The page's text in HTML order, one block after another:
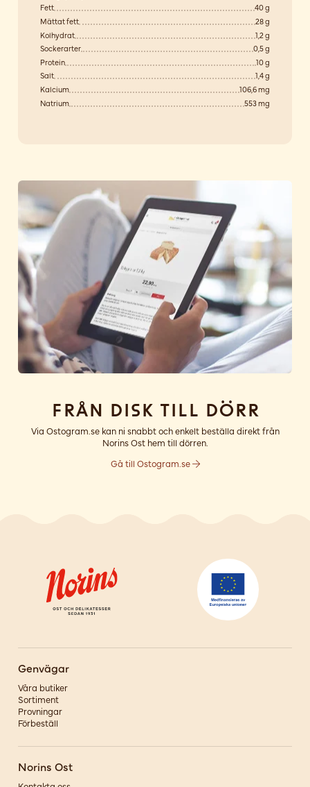
Fett
40 g
Mättat fett
28 g
Kolhydrat
1,2 g
Sockerarter
0,5 g
Protein
10 g
Salt
1,4 g
Kalcium
106,6 mg
Natrium
553 mg
Från disk till dörr
Via Ostogram.se kan ni snabbt och enkelt beställa direkt från
Norins Ost hem till dörren.
Gå till Ostogram.se
Genvägar
Våra butiker
Sortiment
Provningar
Förbeställ
Norins Ost